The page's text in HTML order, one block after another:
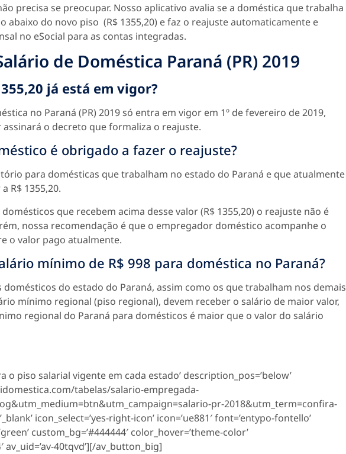
precisa se preocupar. Nosso aplicativo avalia se a doméstica que trabalha
abaixo do novo piso (R$ 1355,20) e faz o reajuste automaticamente e
no eSocial para as contas integradas.
de Doméstica Paraná (PR) 2019
já está em vigor?
no Paraná (PR) 2019 só entra em vigor em 1º de fevereiro de 2019,
o decreto que formaliza o reajuste.
é obrigado a fazer o reajuste?
para domésticas que trabalham no estado do Paraná e que atualmente
R$ 1355,20.
que recebem acima desse valor (R$ 1355,20) o reajuste não é
nossa recomendação é que o empregador doméstico acompanhe o
o valor pago atualmente.
mínimo de R$ 998 para doméstica no Paraná?
do estado do Paraná, assim como os que trabalham nos demais
mínimo regional (piso regional), devem receber o salário de maior valor,
regional do Paraná para domésticos é maior que o valor do salário
o piso salarial vigente em cada estado’ description_pos=’below’
tabelas/salario-empregada-
pr-2018&utm_term=confira-
icon_select=’yes-right-icon’ icon=’ue881′ font=’entypo-fontello’
custom_bg=’#444444′ color_hover=’theme-color’
av_uid=’av-40tqvd’][/av_button_big]